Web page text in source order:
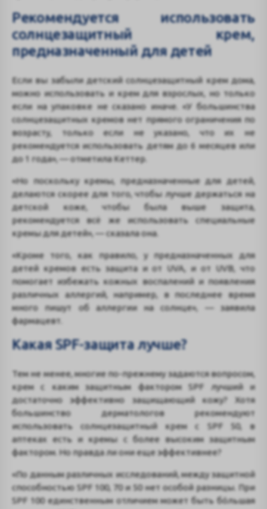
Рекомендуется использовать
солнцезащитный крем,
предназначенный для детей
Если вы забыли детский солнцезащитный крем дома,
можно использовать и крем для взрослых, но только
если на упаковке не сказано иначе. «У большинства
солнцезащитных кремов нет прямого ограничения по
возрасту, только если не указано, что их не
рекомендуется использовать детям до 6 месяцев или
до 1 года», — отметила Кеттер.
«Но поскольку кремы, предназначенные для детей,
делаются скорее для того, чтобы лучше держаться на
детской коже, чтобы была выше защита,
рекомендуется всё же использовать специальные
кремы для детей», — сказала она.
«Кроме того, как правило, у предназначенных для
детей кремов есть защита и от UVA, и от UVB, что
помогает избежать кожных воспалений и появления
различных аллергий, например, в последнее время
много пишут об аллергии на солнце», — заявила
фармацевт.
Какая SPF-защита лучше?
Тем не менее, многие по-прежнему задаются вопросом,
крем с каким защитным фактором SPF лучший и
достаточно эффективно защищающий кожу? Хотя
большинство дерматологов рекомендуют
использовать солнцезащитный крем с SPF 50, в
аптеках есть и кремы с более высоким защитным
фактором. Но правда ли они еще эффективнее?
«По данным различных исследований, между защитной
способностью SPF 100, 70 и 50 нет особой разницы. При
SPF 100 единственным отличием может быть бóльшая